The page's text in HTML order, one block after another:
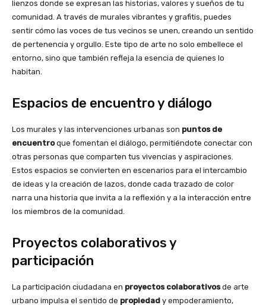
lienzos donde se expresan las historias, valores y sueños de tu
comunidad. A través de murales vibrantes y grafitis, puedes
sentir cómo las voces de tus vecinos se unen, creando un sentido
de pertenencia y orgullo. Este tipo de arte no solo embellece el
entorno, sino que también refleja la esencia de quienes lo
habitan.
Espacios de encuentro y diálogo
Los murales y las intervenciones urbanas son puntos de
encuentroque fomentan el diálogo, permitiéndote conectar con
otras personas que comparten tus vivencias y aspiraciones.
Estos espacios se convierten en escenarios para el intercambio
de ideas y la creación de lazos, donde cada trazado de color
narra una historia que invita a la reflexión y a la interacción entre
los miembros de la comunidad.
Proyectos colaborativos y
participación
La participación ciudadana en proyectos colaborativosde arte
urbano impulsa el sentido de propiedad y empoderamiento,